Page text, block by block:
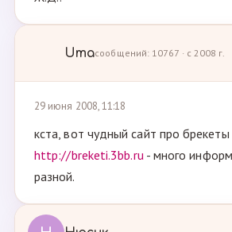
Umaсообщений: 10767 · с 2008 г.
29 июня 2008, 11:18
кста, вот чудный сайт про брекеты
http://breketi.3bb.ru- много
разной.